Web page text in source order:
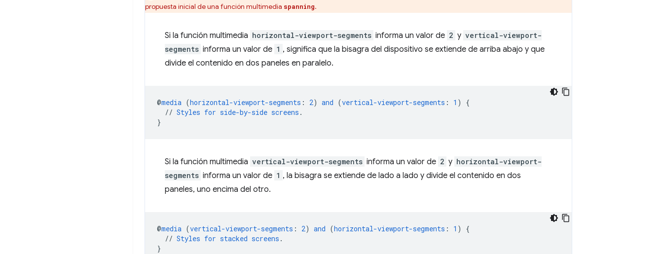
propuesta inicial de una función multimedia spanning.
Si la función multimedia horizontal-viewport-segments informa un valor de 2 y vertical-viewport-
segments informa un valor de 1 , significa que la bisagra del dispositivo se extiende de arriba abajo y que
divide el contenido en dos paneles en paralelo.
@media (horizontal-viewport-segments : 2) and (vertical-viewport-segments : 1 )
{
// Styles for side-by-side screens .
}
Si la función multimedia vertical-viewport-segments informa un valor de 2 y horizontal-viewport-
segments informa un valor de 1 , la bisagra se extiende de lado a lado y divide el contenido en dos
paneles, uno encima del otro.
@media (vertical-viewport-segments : 2) and (horizontal-viewport-segments : 1 )
{
// Styles for stacked screens .
}